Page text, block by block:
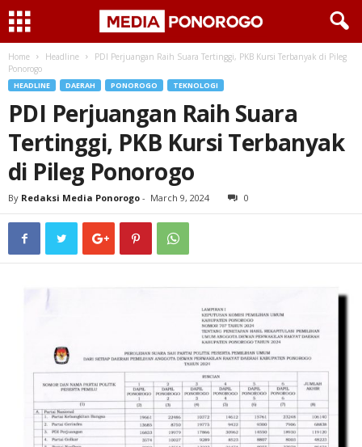
Home Headline
PDI Perjuangan Raih Suara Tertinggi, PKB Kursi Terbanyak di Pileg
Ponorogo
HEADLINE DAERAH PONOROGO TEKNOLOGI
PDI Perjuangan Raih Suara
Tertinggi, PKB Kursi Terbanyak
di Pileg Ponorogo
By Redaksi Media Ponorogo - March 9, 2024 0